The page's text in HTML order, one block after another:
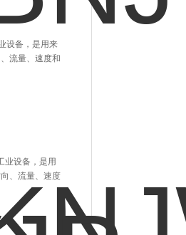
设备，是用来
流量、速度和
业设备，是用
、流量、速度